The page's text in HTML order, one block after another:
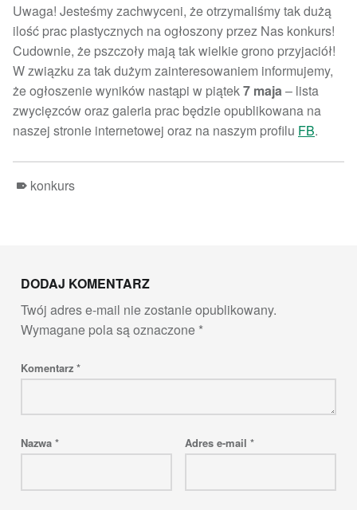
Uwaga! Jesteśmy zachwyceni, że otrzymaliśmy tak dużą
ilość prac plastycznych na ogłoszony przez Nas konkurs!
Cudownie, że pszczoły mają tak wielkie grono przyjaciół!
W związku za tak dużym zainteresowaniem informujemy,
że ogłoszenie wyników nastąpi w piątek7 maja– lista
zwycięzców oraz galeria prac będzie opublikowana na
naszej stronie internetowej oraz na naszym profilu FB.
konkurs
DODAJ KOMENTARZ
Twój adres e-mail nie zostanie opublikowany.
Wymagane pola są oznaczone *
Komentarz *
Nazwa * Adres e-mail *